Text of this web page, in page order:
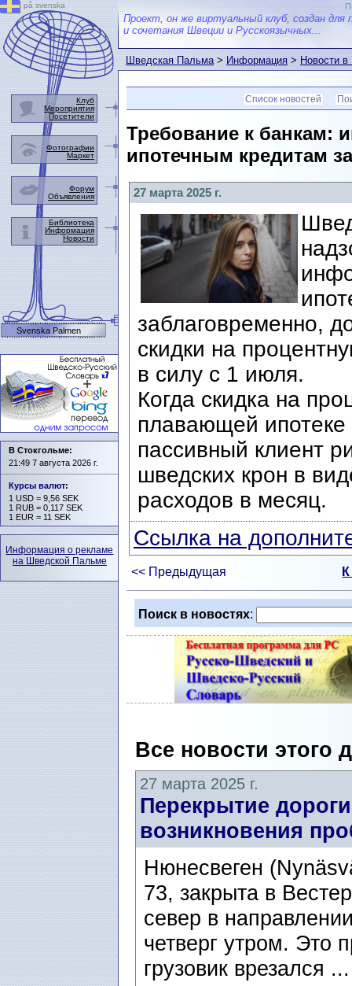
Проект, он же виртуальный клуб, создан для
и сочетания Швеции и Русскоязычных...
Шведская Пальма>Информация>Новости
Список новостей
Требование к банкам:
ипотечным кредитам
27 марта 2025 г.
заблаговременно,
скидки на
в силу с 1 июля.
Когда скидка на
плавающей
пассивный клиент
шведских крон в
расходов в месяц.
Ссылка на
<< Предыдущая
Поиск в новостях:
Все новости этого
27 марта 2025 г.
Перекрытие
возникновения
Нюнесвеген
73, закрыта в
север в
четверг утром. Это
грузовик врезался
på svenska
Клуб
Мероприятия
Посетители
Фотографии
Маркет
Форум
Объявления
Библиотека
Информация
Новости
Svenska Palmen
В Стокгольме:
21:49 7 августа 2026 г.
Курсы валют:
1 USD = 9,56 SEK
1 RUB = 0,117 SEK
1 EUR = 11 SEK
Информация о рекламе
на Шведской Пальме